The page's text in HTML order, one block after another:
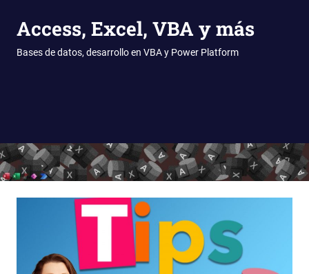
Saltar
al
contenido
Access, Excel, VBA y más
Bases de datos, desarrollo en VBA y Power Platform